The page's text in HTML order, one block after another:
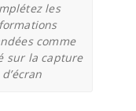
les
comme
sur la capture
d’écran